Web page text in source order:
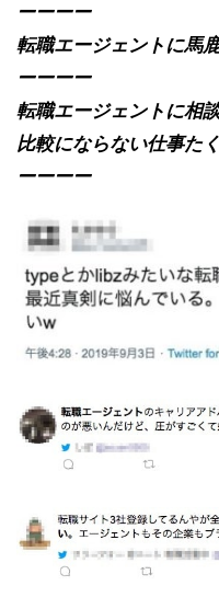
ーーーー
転職エージェントに馬
ーーーー
転職エージェントに相
比較にならない仕事た
ーーーー